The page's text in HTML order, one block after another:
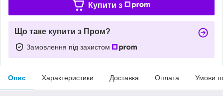
Купити з
Що таке купити з Пром?
Замовлення під захистом
Опис Характеристики Доставка Оплата Умови